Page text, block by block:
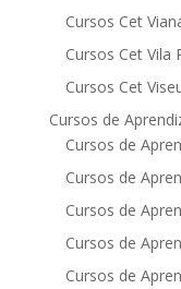
Cursos Cet
Cursos Cet Vila
Cursos Cet
Cursos de
Cursos de
Cursos de
Cursos de
Cursos de
Cursos de